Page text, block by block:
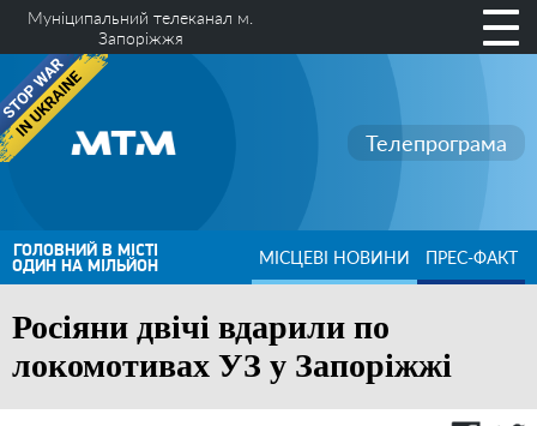
Муніципальний телеканал м.
Запоріжжя
Телепрограма
ГОЛОВНИЙ В МІСТІ
ОДИН НА МІЛЬЙОН МІСЦЕВІ НОВИНИ ПРЕС-ФАКТ
Росіяни двічі вдарили по
локомотивах УЗ у Запоріжжі